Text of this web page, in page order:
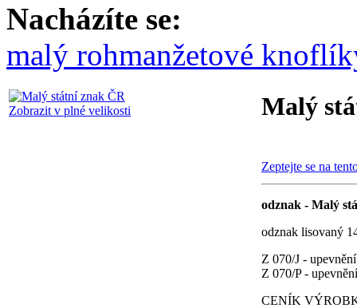
Nacházíte se:
malý rohmanžetové
Zobrazit v plné velikosti Malý
Zeptejte se na
odznak - Malý
odznak lisovaný
Z 070/J -
Z 070/P -
CENÍK